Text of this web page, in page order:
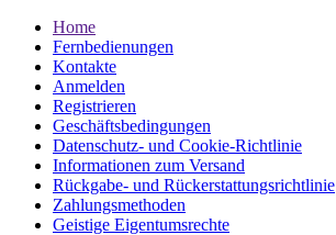
Home
Fernbedienungen
Kontakte
Anmelden
Registrieren
Geschäftsbedingungen
Datenschutz- und Cookie-Richtlinie
Informationen zum Versand
Rückgabe- und Rückerstattungsrichtlinie
Zahlungsmethoden
Geistige Eigentumsrechte